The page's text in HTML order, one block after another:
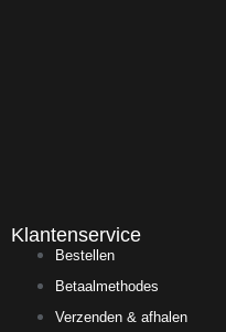
Klantenservice
Bestellen
Betaalmethodes
Verzenden & afhalen